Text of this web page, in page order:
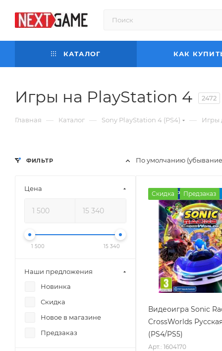
КАТАЛОГ КАК
Игры на PlayStation 4 2472
Главная — Каталог — Sony PlayStation 4 (PS4) — Игры
По умолчанию
Скидка Предзаказ
Видеоигра Sonic
CrossWorlds
(PS4/PS5)
Арт.: 1604170
ФИЛЬТР
Цена
1 500 15 340
Наши предложения
Новинка
Скидка
Новое в магазине
Предзаказ